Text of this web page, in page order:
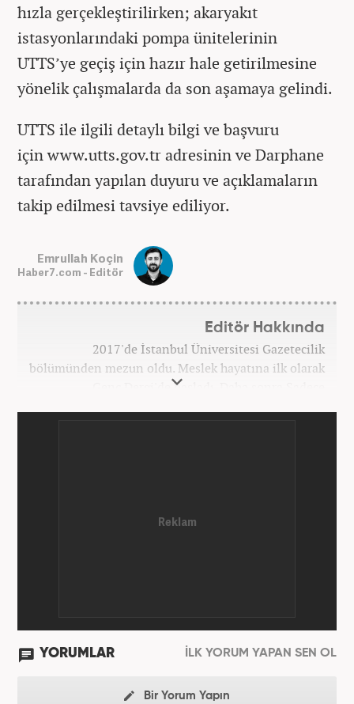
hızla gerçekleştirilirken; akaryakıt
istasyonlarındaki pompa ünitelerinin
UTTS’ye geçiş için hazır hale getirilmesine
yönelik çalışmalarda da son aşamaya gelindi.
UTTS ile ilgili detaylı bilgi ve başvuru
için www.utts.gov.tr adresinin ve Darphane
tarafından yapılan duyuru ve açıklamaların
takip edilmesi tavsiye ediliyor.
Emrullah Koçin
Haber7.com - Editör
Editör Hakkında
2017'de İstanbul Üniversitesi Gazetecilik
bölümünden mezun oldu. Meslek hayatına ilk olarak
Genç Dergi'de başladı. Daha sonra Sadece
YORUMLAR İLK YORUM YAPAN SEN OL
Bir Yorum Yapın